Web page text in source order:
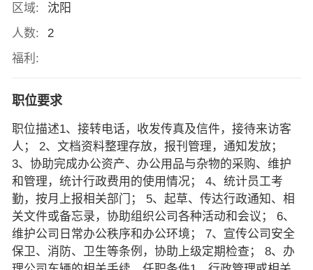
区域:
沈阳
人数:
2
福利:
职位要求
职位描述1、接转电话，收发传真及信件，接待来访客
人； 2、文档资料整理存放，报刊管理，通知发放；
3、协助完成办公资产、办公用品与杂物的采购、维护
和管理，统计行政费用的使用情况； 4、统计员工考
勤，按月上报相关部门； 5、起草、传达行政通知、相
关文件或备忘录，协助组织公司各种活动和会议； 6、
维护公司日常办公秩序和办公环境； 7、宣传公司安全
保卫、消防、卫生等条例，协助上级定期检查； 8、办